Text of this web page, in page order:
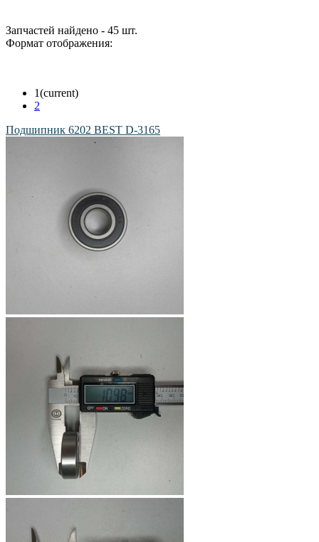
Запчастей найдено - 45 шт.
Формат отображения:
1(current)
2
Подшипник 6202 BEST D-3165